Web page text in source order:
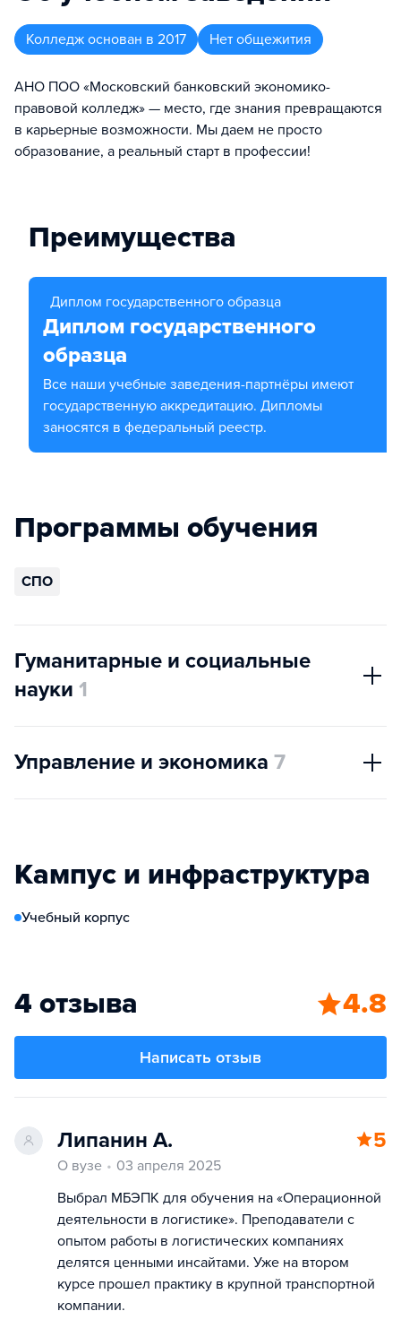
Колледж основан в 2017 Нет общежития
АНО ПОО «Московский банковский экономико-
правовой колледж» — место, где знания превращаются
в карьерные возможности. Мы даем не просто
образование, а реальный старт в профессии!
Преимущества
Диплом государственного образца
Диплом государственного
образца
Все наши учебные заведения-партнёры имеют
государственную аккредитацию. Дипломы
заносятся в федеральный реестр.
Программы обучения
СПО
Гуманитарные и социальные
науки 1
Управление и экономика 7
Кампус и инфраструктура
Учебный корпус
4 отзыва 4.8
Написать отзыв
Липанин А. 5
О вузе
03 апреля 2025
Выбрал МБЭПК для обучения на «Операционной
деятельности в логистике». Преподаватели с
опытом работы в логистических компаниях
делятся ценными инсайтами. Уже на втором
курсе прошел практику в крупной транспортной
компании.